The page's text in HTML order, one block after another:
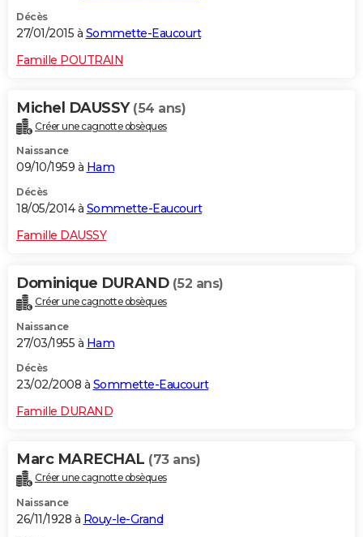
Décès
27/01/2015 à Sommette-Eaucourt
Famille POUTRAIN
Michel DAUSSY (54 ans)
Créer une cagnotte obsèques
Naissance
09/10/1959 à Ham
Décès
18/05/2014 à Sommette-Eaucourt
Famille DAUSSY
Dominique DURAND (52 ans)
Créer une cagnotte obsèques
Naissance
27/03/1955 à Ham
Décès
23/02/2008 à Sommette-Eaucourt
Famille DURAND
Marc MARECHAL (73 ans)
Créer une cagnotte obsèques
Naissance
26/11/1928 à Rouy-le-Grand